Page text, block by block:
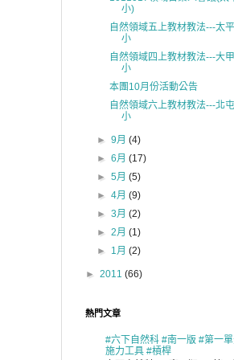
小)
自然領域五上教材教法---太
小
自然領域四上教材教法---大
小
本團10月份活動公告
自然領域六上教材教法---北
小
►9月(4)
►6月(17)
►5月(5)
►4月(9)
►3月(2)
►2月(1)
► 1月(2)
► 2011 (66)
熱門文章
#六下自然科 #南一版 #第一
施力工具 #槓桿